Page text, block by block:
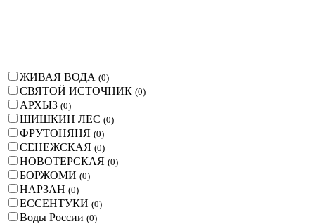
ЖИВАЯ ВОДА (0)
СВЯТОЙ ИСТОЧНИК (0)
АРХЫЗ (0)
ШИШКИН ЛЕС (0)
ФРУТОНЯНЯ (0)
СЕНЕЖСКАЯ (0)
НОВОТЕРСКАЯ (0)
БОРЖОМИ (0)
НАРЗАН (0)
ЕССЕНТУКИ (0)
Воды России (0)